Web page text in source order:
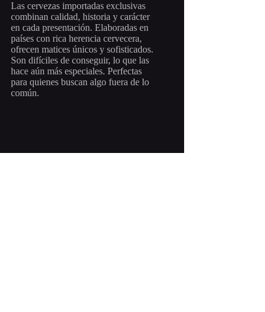
Las cervezas importadas exclusivas
combinan calidad, historia y carácter
en cada presentación. Elaboradas en
países con rica herencia cervecera,
ofrecen matices únicos y sofisticados.
Son difíciles de conseguir, lo que las
hace aún más especiales. Perfectas
para quienes buscan algo fuera de lo
común.